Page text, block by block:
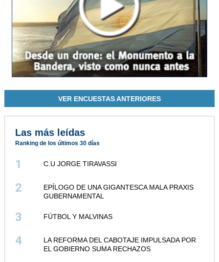
VER ENCUESTAS ANTERIORES
Las más leídas
Ranking de los últimos 30 días
1 C.U JORGE TIRAVASSI
2
EPÍLOGO DE UNA GIGANTESCA MALA PRAXIS
GUBERNAMENTAL
3 FÚTBOL Y MALVINAS
4
LA REFORMA DEL CABOTAJE IMPULSADA POR
EL GOBIERNO SUMA RECHAZOS